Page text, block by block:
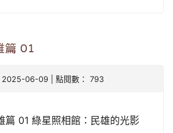
篇 01
2025-06-09 | 點閱數： 793
篇 01 綠星照相館：民雄的光影